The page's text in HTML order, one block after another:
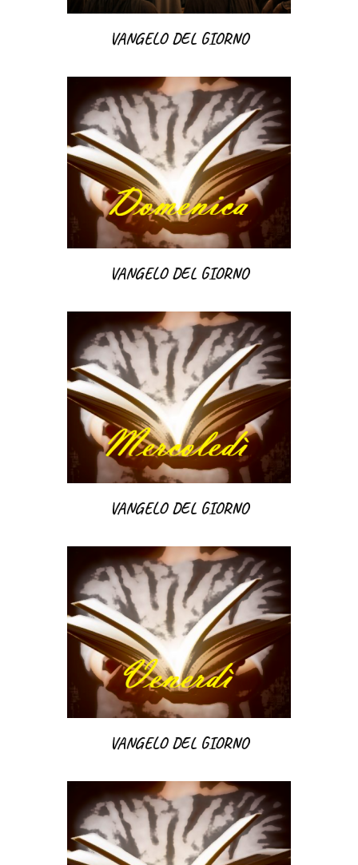
VANGELO DEL GIORNO
VANGELO DEL GIORNO
VANGELO DEL GIORNO
VANGELO DEL GIORNO